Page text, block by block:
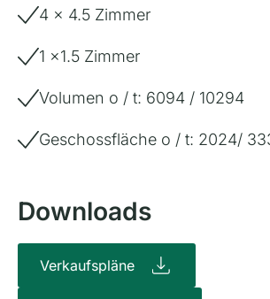
4 x 4.5 Zimmer
1 x1.5 Zimmer
Volumen o / t: 6094 / 10294
Geschossfläche o / t: 2024/
Downloads
Verkaufspläne